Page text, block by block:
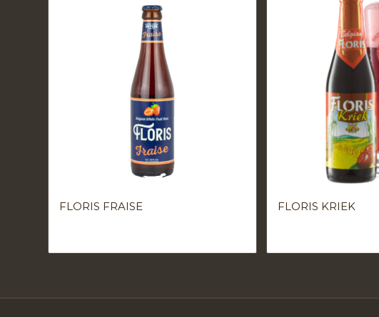
FLORIS FRAISE FLORIS KRIEK